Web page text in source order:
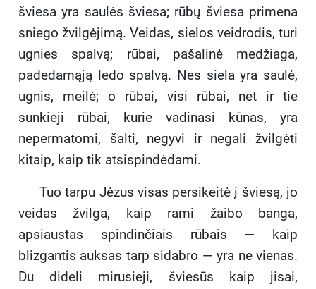
šviesa yra saulės šviesa; rūbų šviesa primena
sniego žvilgėjimą. Veidas, sielos veidrodis, turi
ugnies spalvą; rūbai, pašalinė medžiaga,
padedamąją ledo spalvą. Nes siela yra saulė,
ugnis, meilė; o rūbai, visi rūbai, net ir tie
sunkieji rūbai, kurie vadinasi kūnas, yra
nepermatomi, šalti, negyvi ir negali žvilgėti
kitaip, kaip tik atsispindėdami.
Tuo tarpu Jėzus visas persikeitė į šviesą, jo
veidas žvilga, kaip rami žaibo banga,
apsiaustas spindinčiais rūbais — kaip
blizgantis auksas tarp sidabro — yra ne vienas.
Du dideli mirusieji, šviesūs kaip jisai,